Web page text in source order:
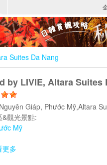
Suites Da Nang
by LIVIE, Altara Suites
Giáp, Phước Mỹ,Altara
&觀光景點:
Mỹ
更多